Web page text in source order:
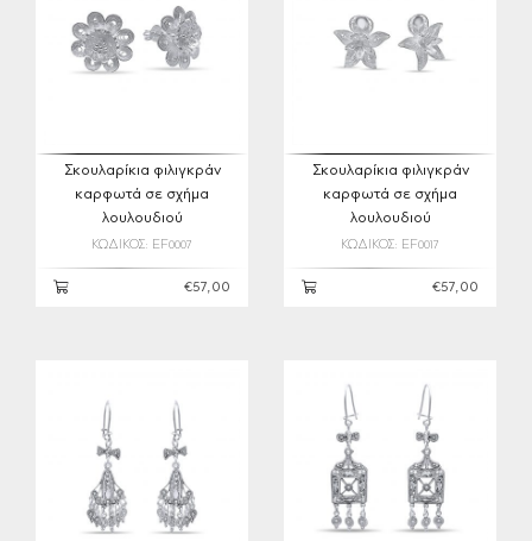
Σκουλαρίκια φιλιγκράν
καρφωτά σε σχήμα
λουλουδιού
ΚΩΔΙΚΟΣ: EF0007
€57,00
Σκουλαρίκια φιλιγκράν
καρφωτά σε σχήμα
λουλουδιού
ΚΩΔΙΚΟΣ: EF0017
€57,00